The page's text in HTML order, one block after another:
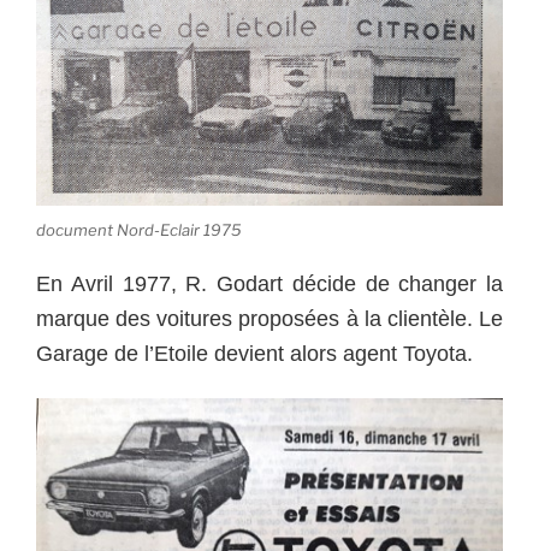
document Nord-Eclair 1975
En Avril 1977, R. Godart décide de changer la
marque des voitures proposées à la clientèle. Le
Garage de l’Etoile devient alors agent Toyota.